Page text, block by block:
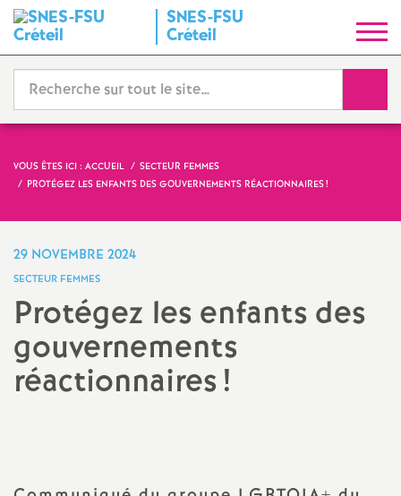
SNES-FSU
Créteil
y
n
d
i
a
VOUS ÊTES ICI : ACCUEIL
SECTEUR FEMMES
PROTÉGEZ LES ENFANTS DES GOUVERNEMENTS RÉACTIONNAIRES!
29 NOVEMBRE 2024
SECTEUR FEMMES
Protégez les enfants des
gouvernements
réactionnaires!